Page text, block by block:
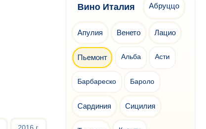
Вино Италия Абруццо
Апулия Венето Лацио
Пьемонт Альба Асти
Барбареско Бароло
Сардиния Сицилия